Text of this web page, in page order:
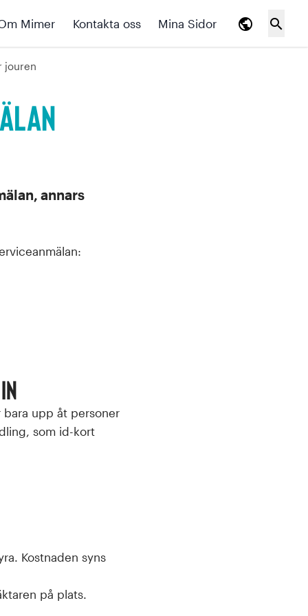
Mimer Kontakta oss Mina Sidor public search
jouren
annars
upp åt personer
som id-kort
Kostnaden syns
på plats.